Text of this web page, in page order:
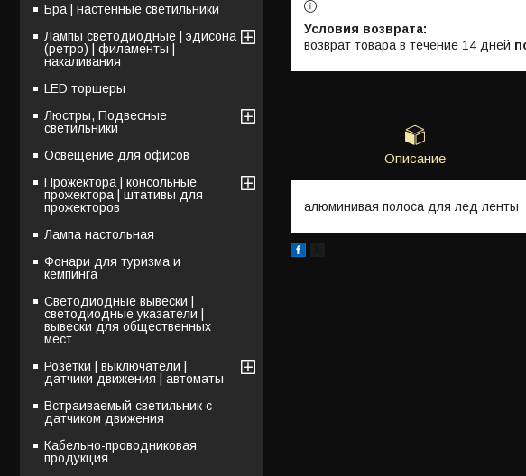
возврат товара в течение 14 дней
Описание
алюминивая полоса для лед ленты
Бра | настенные светильники
Лампы светодиодные | эдисона
(ретро) | филаменты |
накаливания
LED торшеры
Люстры, Подвесные
светильники
Освещение для офисов
Прожектора | консольные
прожектора | штативы для
прожекторов
Лампа настольная
Фонари для туризма и
кемпинга
Светодиодные вывески |
светодиодные указатели |
вывески для общественных
мест
Розетки | выключатели |
датчики движения | автоматы
Встраиваемый светильник с
датчиком движения
Кабельно-проводниковая
продукция